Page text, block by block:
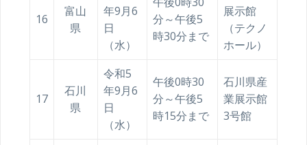
16
富山
県
年9月6
日
（水）
分～午後5
時30分まで
展示館
（テクノ
ホール）
17
石川
県
令和5
年9月6
日
（水）
午後0時30
分～午後5
時15分まで
石川県産
業展示館
3号館